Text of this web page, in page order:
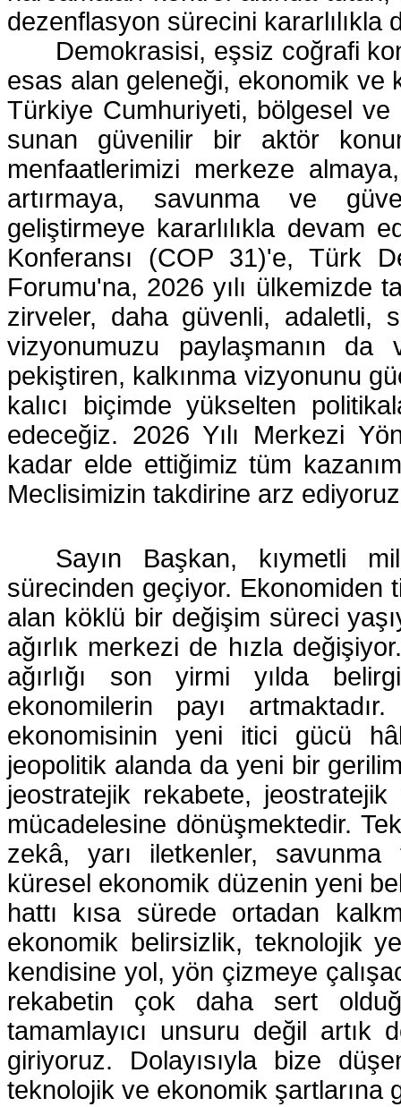
dezenflasyon sürecini kararlılıkla
Demokrasisi, eşsiz coğrafi
esas alan geleneği, ekonomik ve
Türkiye Cumhuriyeti, bölgesel
sunan güvenilir bir aktör
menfaatlerimizi merkeze
artırmaya, savunma ve
geliştirmeye kararlılıkla devam
Konferansı (COP 31)'e, Türk
Forumu'na, 2026 yılı ülkemizde
zirveler, daha güvenli, adaletli,
vizyonumuzu paylaşmanın da
pekiştiren, kalkınma vizyonunu
kalıcı biçimde yükselten
edeceğiz. 2026 Yılı Merkezi
kadar elde ettiğimiz tüm
Meclisimizin takdirine arz
Sayın Başkan, kıymetli
sürecinden geçiyor. Ekonomiden
alan köklü bir değişim süreci
ağırlık merkezi de hızla
ağırlığı son yirmi yılda
ekonomilerin payı
ekonomisinin yeni itici gücü
jeopolitik alanda da yeni bir
jeostratejik rekabete,
mücadelesine dönüşmektedir.
zekâ, yarı iletkenler,
küresel ekonomik düzenin yeni
hattı kısa sürede ortadan
ekonomik belirsizlik, teknolojik
kendisine yol, yön çizmeye
rekabetin çok daha sert
tamamlayıcı unsuru değil artık
giriyoruz. Dolayısıyla bize
teknolojik ve ekonomik şartlarına